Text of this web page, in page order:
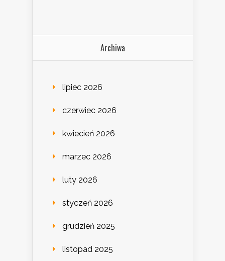
Archiwa
lipiec 2026
czerwiec 2026
kwiecień 2026
marzec 2026
luty 2026
styczeń 2026
grudzień 2025
listopad 2025